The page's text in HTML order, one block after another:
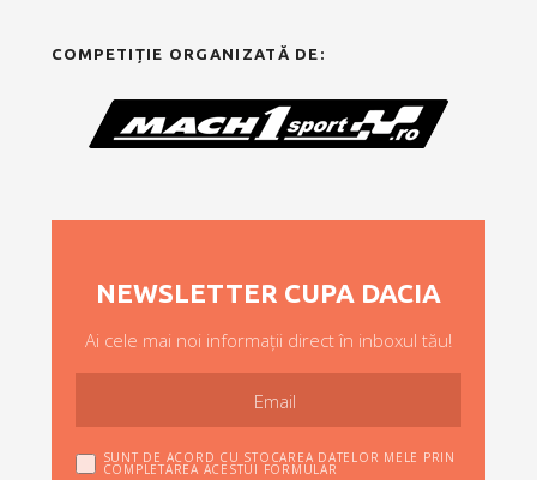
COMPETIȚIE ORGANIZATĂ DE:
NEWSLETTER CUPA DACIA
Ai cele mai noi informații direct în inboxul tău!
SUNT DE ACORD CU STOCAREA DATELOR MELE PRIN
COMPLETAREA ACESTUI FORMULAR